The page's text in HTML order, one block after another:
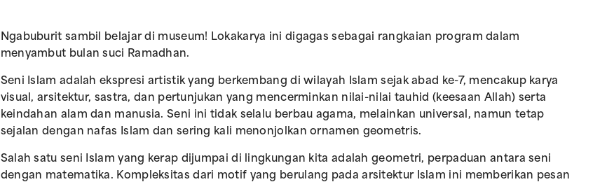
Ngabuburit sambil belajar di museum! Lokakarya ini digagas sebagai rangkaian program dalam
menyambut bulan suci Ramadhan.
Seni Islam adalah ekspresi artistik yang berkembang di wilayah Islam sejak abad ke-7, mencakup karya
visual, arsitektur, sastra, dan pertunjukan yang mencerminkan nilai-nilai tauhid (keesaan Allah) serta
keindahan alam dan manusia. Seni ini tidak selalu berbau agama, melainkan universal, namun tetap
sejalan dengan nafas Islam dan sering kali menonjolkan ornamen geometris.
Salah satu seni Islam yang kerap dijumpai di lingkungan kita adalah geometri, perpaduan antara seni
dengan matematika. Kompleksitas dari motif yang berulang pada arsitektur Islam ini memberikan pesan